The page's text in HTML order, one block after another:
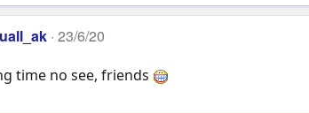
23/6/20
time no see, friends